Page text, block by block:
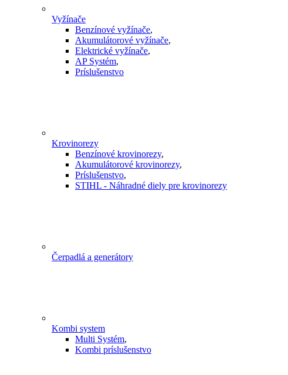
Vyžínače
Benzínové vyžínače,
Akumulátorové vyžínače,
Elektrické vyžínače,
AP Systém,
Príslušenstvo
Krovinorezy
Benzínové krovinorezy,
Akumulátorové krovinorezy,
Príslušenstvo,
STIHL - Náhradné diely pre krovinorezy
Čerpadlá a generátory
Kombi system
Multi Systém,
Kombi príslušenstvo